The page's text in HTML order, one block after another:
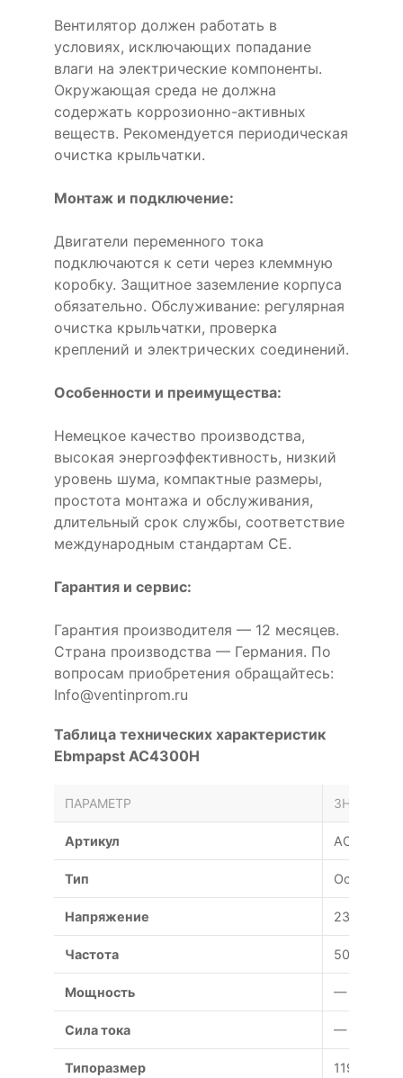
Вентилятор должен работать в
условиях, исключающих попадание
влаги на электрические компоненты.
Окружающая среда не должна
содержать коррозионно-активных
веществ. Рекомендуется периодическая
очистка крыльчатки.
Монтаж и подключение:
Двигатели переменного тока
подключаются к сети через клеммную
коробку. Защитное заземление корпуса
обязательно. Обслуживание: регулярная
очистка крыльчатки, проверка
креплений и электрических соединений.
Особенности и преимущества:
Немецкое качество производства,
высокая энергоэффективность, низкий
уровень шума, компактные размеры,
простота монтажа и обслуживания,
длительный срок службы, соответствие
международным стандартам CE.
Гарантия и сервис:
Гарантия производителя — 12 месяцев.
Страна производства — Германия. По
вопросам приобретения обращайтесь:
Info@ventinprom.ru
Таблица технических характеристик
Ebmpapst AC4300H
ПАРАМЕТР ЗНАЧЕНИЕ
Артикул AC4300H
Тип Осевой
Напряжение 230 В
Частота 50 Гц
Мощность — Вт
Сила тока — А
Типоразмер